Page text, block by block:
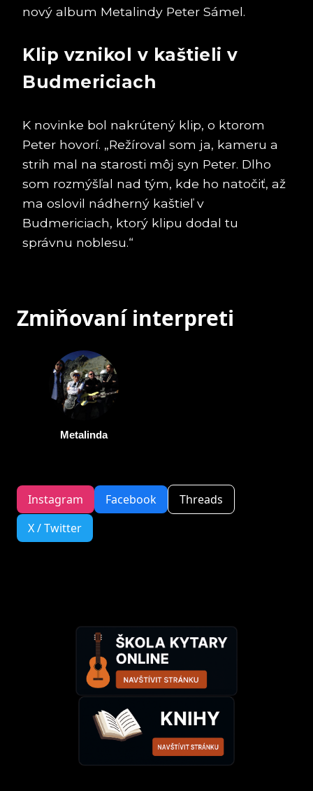
nový album Metalindy Peter Sámel.
Klip vznikol v kaštieli v
Budmericiach
K novinke bol nakrútený klip, o ktorom
Peter hovorí. „Režíroval som ja, kameru a
strih mal na starosti môj syn Peter. Dlho
som rozmýšľal nad tým, kde ho natočiť, až
ma oslovil nádherný kaštieľ v
Budmericiach, ktorý klipu dodal tu
správnu noblesu.“
Zmiňovaní interpreti
Metalinda
Instagram Facebook
Threads
X / Twitter